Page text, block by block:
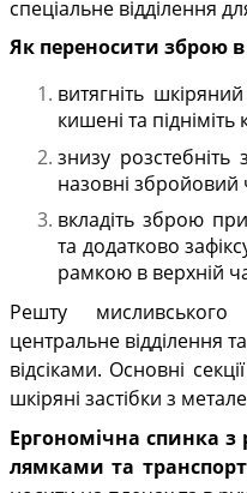
спеціальне відділення
Як переносити зброю
витягніть
кишені та підніміть
знизу
назовні збройовий
вкладіть зброю
та додатково
рамкою в верхній
Решту
центральне відділення
відсіками. Основні
шкіряні застібки з
Ергономічна спинка
лямками та